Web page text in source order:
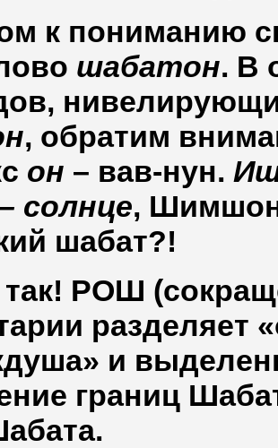
к пониманию
шабатон. В
, обратим
он – вав-нун.
солнце,
шабат?!
РОШ
разделяет
и
границ